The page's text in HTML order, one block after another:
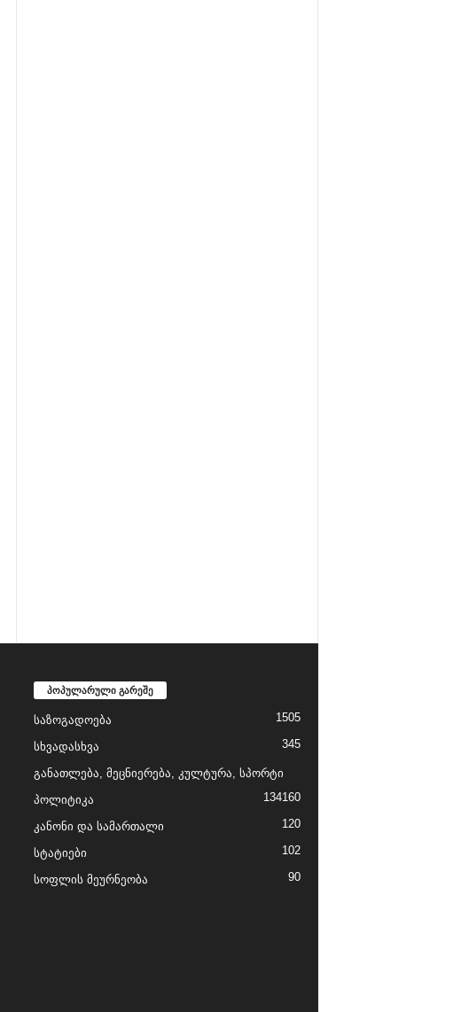
პოპულარული გარეშე
საზოგადოება 1505
სხვადასხვა 345
განათლება, მეცნიერება, კულტურა, სპორტი
160
პოლიტიკა 134
კანონი და სამართალი 120
სტატიები 102
სოფლის მეურნეობა 90